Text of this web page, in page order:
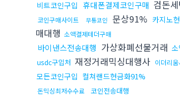
비트코인구입 휴대폰결제코인구매 검돈
코인구매사이트 무통코인 문상91% 카지노
매대행 소액결제테더구매
바이낸스전송대행 가상화폐선물거래
usdc구입처 재정거래믹싱대행사 이더리
모든코인구입 컬쳐랜드현금화91%
돈믹싱최저수수료
코인전송대행